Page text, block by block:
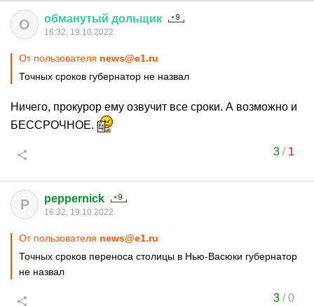
О обманутый дольщик
16:32, 19.10.2022
От пользователя news@e1.ru
Точных сроков губернатор не назвал
Ничего, прокурор ему озвучит все сроки. А возможно и
БЕССРОЧНОЕ.
3/ 1
P peppernick
16:32, 19.10.2022
От пользователя news@e1.ru
Точных сроков переноса столицы в Нью-Васюки губернатор
не назвал
3/0